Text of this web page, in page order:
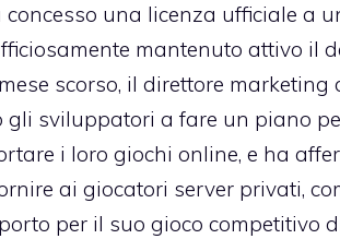
concesso una licenza ufficiale a
mantenuto attivo il
scorso, il direttore marketing
gli sviluppatori a fare un piano
i loro giochi online, e ha
ai giocatori server privati,
per il suo gioco competitivo